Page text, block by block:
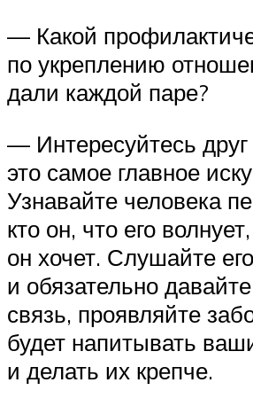
— Какой
по укреплению
дали каждой паре?
— Интересуйтесь
это самое главное
Узнавайте человека
кто он, что его
он хочет. Слушайте его
и обязательно
связь, проявляйте
будет напитывать
и делать их крепче.